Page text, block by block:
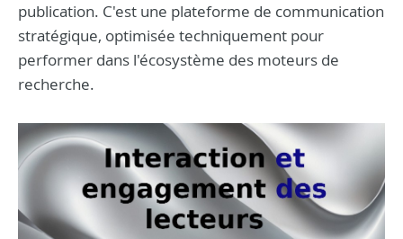
publication. C'est une plateforme de communication
stratégique, optimisée techniquement pour
performer dans l'écosystème des moteurs de
recherche.